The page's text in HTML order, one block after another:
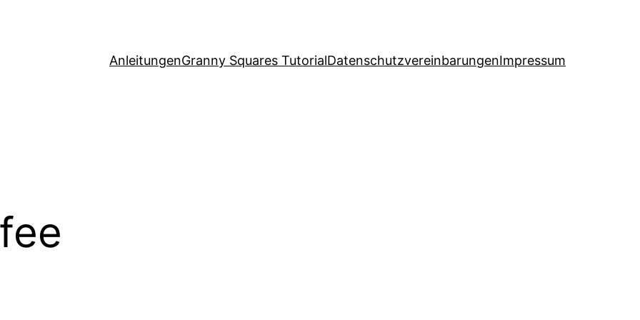
AnleitungenGranny Squares TutorialDatenschutzvereinbarungenImpressum